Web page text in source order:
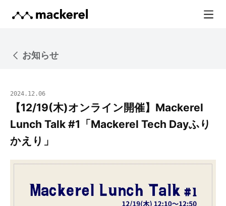
お知らせ
2024.12.06
【12/19(木)オンライン開催】Mackerel
Lunch Talk #1「Mackerel Tech Dayふり
かえり」